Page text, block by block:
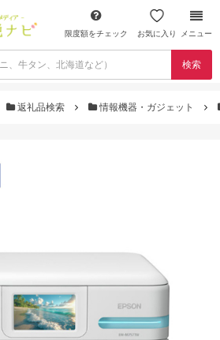
限度額をチェック お気に入り メニュー
検索
返礼品検索 情報機器・ガジェット